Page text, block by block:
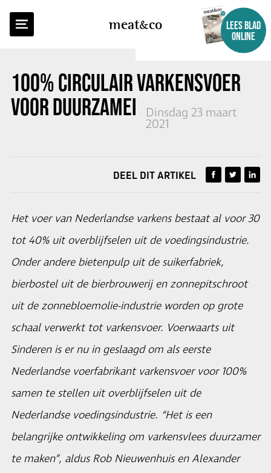
meatco
LEES BLAD
ONLINE
100% CIRCULAIR VARKENSVOER
VOOR DUURZAMER VARKENSVLEES
Dinsdag 23 maart
2021
TERUG NAAR OVERZICHT
DEEL DIT ARTIKEL
Het voer van Nederlandse varkens bestaat al voor 30
tot 40% uit overblijfselen uit de voedingsindustrie.
Onder andere bietenpulp uit de suikerfabriek,
bierbostel uit de bierbrouwerij en zonnepitschroot
uit de zonnebloemolie-industrie worden op grote
schaal verwerkt tot varkensvoer. Voerwaarts uit
Sinderen is er nu in geslaagd om als eerste
Nederlandse voerfabrikant varkensvoer voor 100%
samen te stellen uit overblijfselen uit de
Nederlandse voedingsindustrie. “Het is een
belangrijke ontwikkeling om varkensvlees duurzamer
te maken”, aldus Rob Nieuwenhuis en Alexander